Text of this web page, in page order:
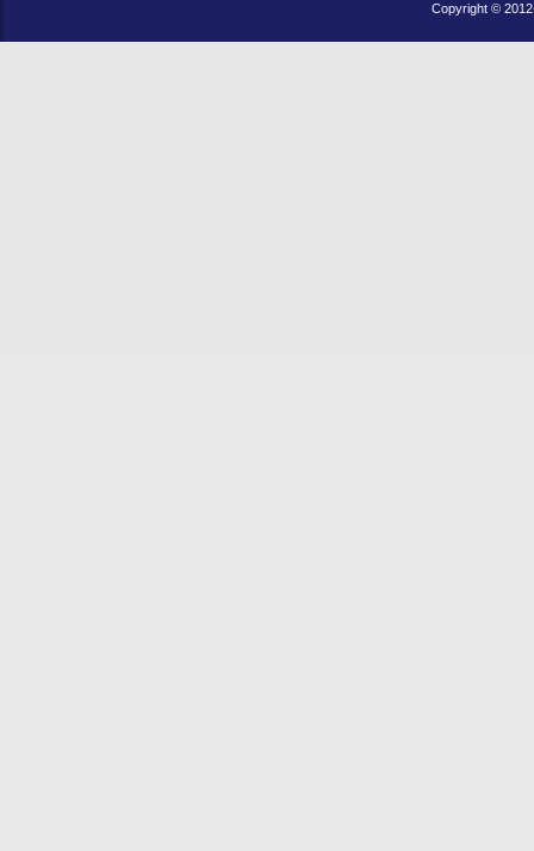
Copyright ©